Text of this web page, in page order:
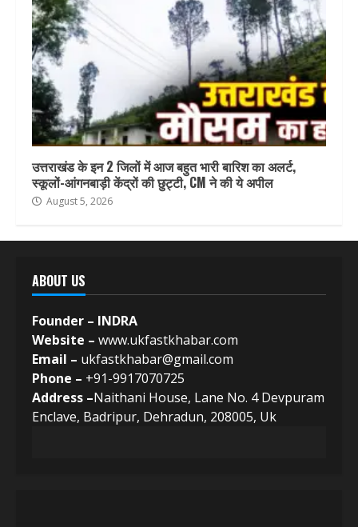
उत्तराखंड के इन 2 जिलों में आज बहुत भारी बारिश का अलर्ट,
स्कूलों-आंगनबाड़ी केंद्रों की छुट्टी, CM ने की ये अपील
August 5, 2026
ABOUT US
Founder – INDRA
Website – www.ukfastkhabar.com
Email – ukfastkhabar@gmail.com
Phone – +91-9917070725
Address –Naithani House, Lane No. 4 Devpuram
Enclave, Badripur, Dehradun, 208005, Uk